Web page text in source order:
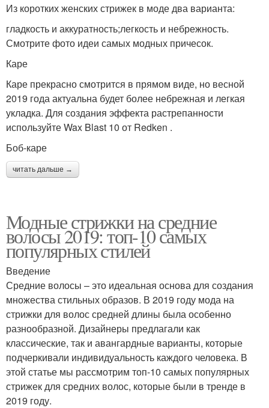
Из коротких женских стрижек в моде два варианта:
гладкость и аккуратность;легкость и небрежность.
Смотрите фото идеи самых модных причесок.
Каре
Каре прекрасно смотрится в прямом виде, но весной
2019 года актуальна будет более небрежная и легкая
укладка. Для создания эффекта растрепанности
используйте Wax Blast 10 от Redken .
Боб-каре
читать дальше →
Модные стрижки на средние
волосы 2019: топ-10 самых
популярных стилей
Введение
Средние волосы – это идеальная основа для создания
множества стильных образов. В 2019 году мода на
стрижки для волос средней длины была особенно
разнообразной. Дизайнеры предлагали как
классические, так и авангардные варианты, которые
подчеркивали индивидуальность каждого человека. В
этой статье мы рассмотрим топ-10 самых популярных
стрижек для средних волос, которые были в тренде в
2019 году.